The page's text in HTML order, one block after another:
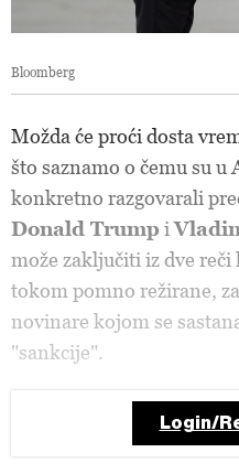
Bloomberg
Možda će proći dosta
što saznamo o čemu su u
konkretno razgovarali
Donald Trump i
može zaključiti iz dve
tokom pomno režirane,
novinare kojom se
"sankcije".
Login/